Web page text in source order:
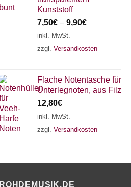
Kunststoff
7,50€ – 9,90€
inkl. MwSt.
zzgl. Versandkosten
Flache Notentasche für
Unterlegnoten, aus Filz
12,80€
inkl. MwSt.
zzgl. Versandkosten
ROHDEMUSIK.DE